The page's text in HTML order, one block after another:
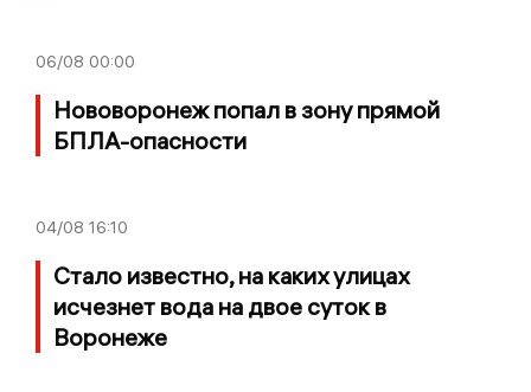
06/08 00:00
Нововоронеж попал в зону прямой
БПЛА-опасности
04/08 16:10
Стало известно, на каких улицах
исчезнет вода на двое суток в
Воронеже